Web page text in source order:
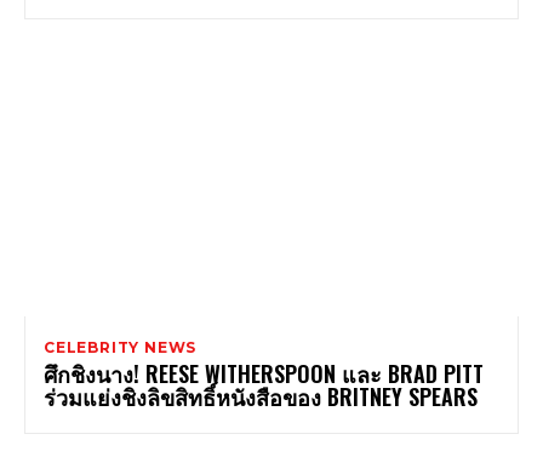
CELEBRITY NEWS
ศึกชิงนาง! REESE WITHERSPOON และ BRAD PITT
ร่วมแย่งชิงลิขสิทธิ์หนังสือของ BRITNEY SPEARS